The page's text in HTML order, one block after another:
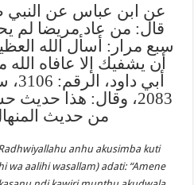
عن ابن عباس عن النبي
قال: من عاد مريضا لم
سبع مرار: أسأل الله
أن يشفيك إلا عافاه
أبي
2083، وقال: هذا
من حديث
anhu akusimba kuti
wa aalihi wasallam) adati: “Amene